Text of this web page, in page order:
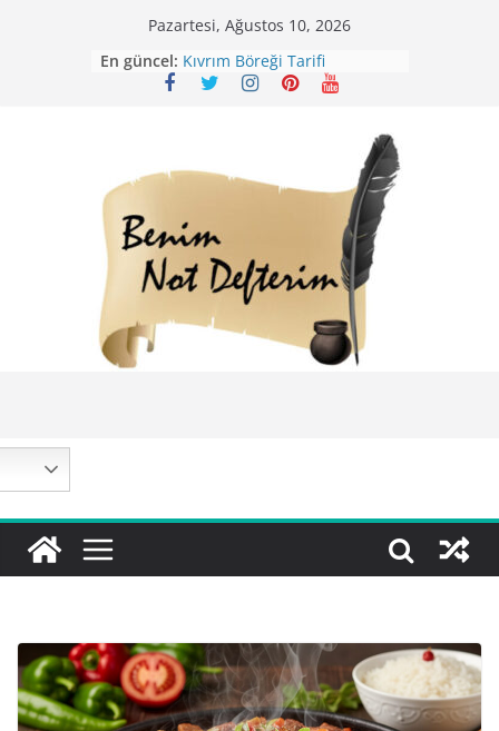
Pazartesi, Ağustos 10, 2026
En güncel: Mirik Köfte Tarifi – Sivas
Kıvrım Böreği Tarifi
Karabuğday Pilavı Tarifi
Nohutlu Pirinç Pilavı Tarifi